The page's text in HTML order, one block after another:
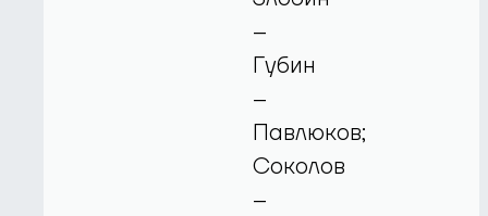
–
Губин
–
Павлюков;
Соколов
–